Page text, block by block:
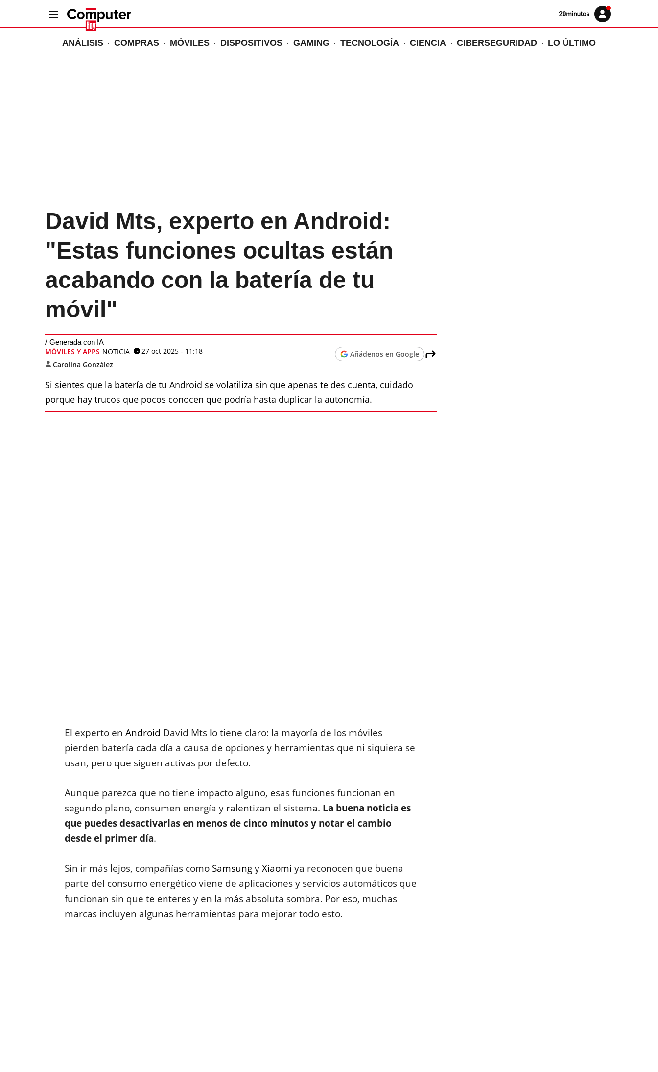
Volver
Iniciar
sesión
ANÁLISIS COMPRAS MÓVILES DISPOSITIVOS GAMING TECNOLOGÍA CIENCIA CIBERSEGURIDAD LO ÚLTIMO
David Mts, experto en Android:
"Estas funciones ocultas están
acabando con la batería de tu
móvil"
Generada con IA
MÓVILES Y APPS NOTICIA
27 oct 2025 - 11:18
Carolina González
Añádenos en Google
Si sientes que la batería de tu Android se volatiliza sin que apenas te des cuenta, cuidado
porque hay trucos que pocos conocen que podría hasta duplicar la autonomía.
El experto en Android David Mts lo tiene claro: la mayoría de los móviles
pierden batería cada día a causa de opciones y herramientas que ni siquiera se
usan, pero que siguen activas por defecto.
Aunque parezca que no tiene impacto alguno, esas funciones funcionan en
segundo plano, consumen energía y ralentizan el sistema. La buena noticia es
que puedes desactivarlas en menos de cinco minutos y notar el cambio
desde el primer día.
Sin ir más lejos, compañías como SamsungyXiaomi ya reconocen que buena
parte del consumo energético viene de aplicaciones y servicios automáticos que
funcionan sin que te enteres y en la más absoluta sombra. Por eso, muchas
marcas incluyen algunas herramientas para mejorar todo esto.